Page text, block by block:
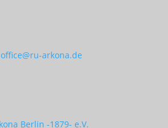
office@ru-arkona.de